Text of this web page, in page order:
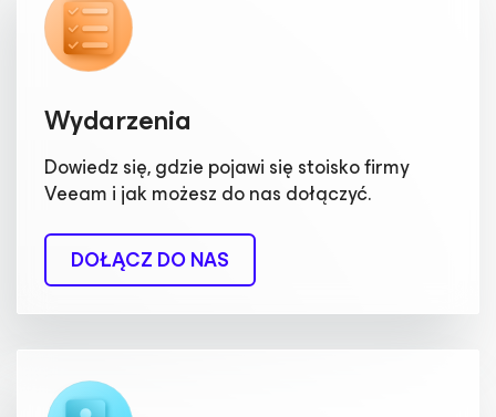
Wydarzenia
Dowiedz się, gdzie pojawi się stoisko firmy
Veeam i jak możesz do nas dołączyć.
DOŁĄCZ DO NAS